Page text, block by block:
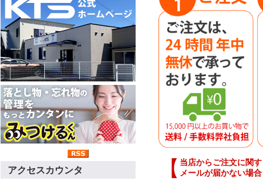
アクセスカウンタ 【 当店からご注文に関
メールが届かない場合